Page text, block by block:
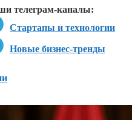
телеграм-каналы:
Стартапы и технологии
Новые бизнес-тренды